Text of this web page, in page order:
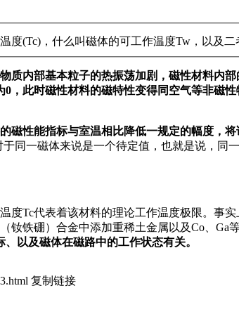
度(Tc)，什么叫磁体的可工作温度Tw，以及二
质内部基本粒子的热振荡加剧，磁性材料内
0，此时磁性材料的磁特性变得同空气等非磁
磁性能指标与室温相比降低一规定的幅度，
同一磁体来说是一个待定值，也就是说，同
度Tc代表着该材料的理论工作温度极限。事
钕铁硼）合金中添加重稀土金属以及Co、Ga
以及磁体在磁路中的工作状态有关。
复制链接